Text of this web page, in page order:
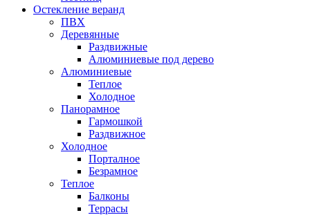
Остекление веранд
ПВХ
Деревянные
Раздвижные
Алюминиевые под дерево
Алюминиевые
Теплое
Холодное
Панорамное
Гармошкой
Раздвижное
Холодное
Порталное
Безрамное
Теплое
Балконы
Террасы